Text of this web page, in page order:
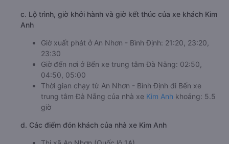
c. Lộ trình, giờ khởi hành và giờ kết thúc của xe khách Kim
Anh
Giờ xuất phát ở An Nhơn - Bình Định: 21:20, 23:20,
23:30
Giờ đến nơi ở Bến xe trung tâm Đà Nẵng: 02:50,
04:50, 05:00
Thời gian chạy từ An Nhơn - Bình Định đi Bến xe
trung tâm Đà Nẵng của nhà xe Kim Anh khoảng: 5.5
giờ
d. Các điểm đón khách của nhà xe Kim Anh